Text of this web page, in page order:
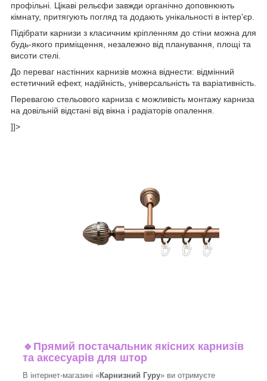
профільні. Цікаві рельєфи завжди органічно доповнюють
кімнату, притягують погляд та додають унікальності в інтер'єр.
Підібрати карнизи з класичним кріпленням до стіни можна для
будь-якого приміщення, незалежно від планування, площі та
висоти стелі.
До переваг настінних карнизів можна віднести: відмінний
естетичний ефект, надійність, універсальність та варіативність.
Перевагою стельового карниза є можливість монтажу карниза
на довільній відстані від вікна і радіаторів опалення.
]]>
🔹 Прямий постачальник якісних карнизів
та аксесуарів для штор
В інтернет-магазині «Карнизний Гуру» ви отримуєте